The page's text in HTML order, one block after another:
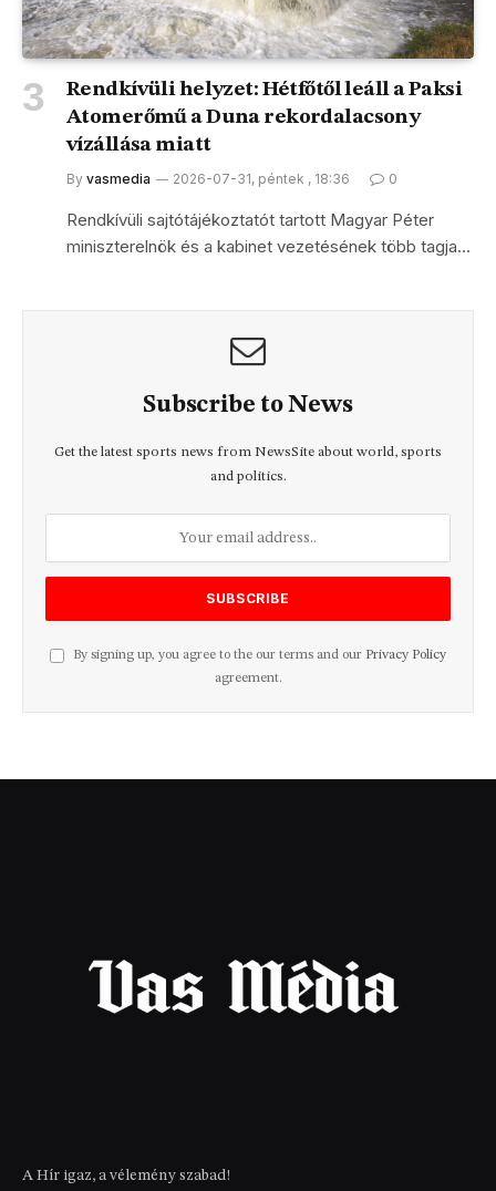
Rendkívüli helyzet: Hétfőtől leáll a Paksi
Atomerőmű a Duna rekordalacsony
vízállása miatt
By vasmedia 2026-07-31, péntek , 18:36 0
Rendkívüli sajtótájékoztatót tartott Magyar Péter
miniszterelnök és a kabinet vezetésének több tagja…
Subscribe to News
Get the latest sports news from NewsSite about world, sports
and politics.
By signing up, you agree to the our terms and our Privacy Policy
agreement.
A Hír igaz, a vélemény szabad!